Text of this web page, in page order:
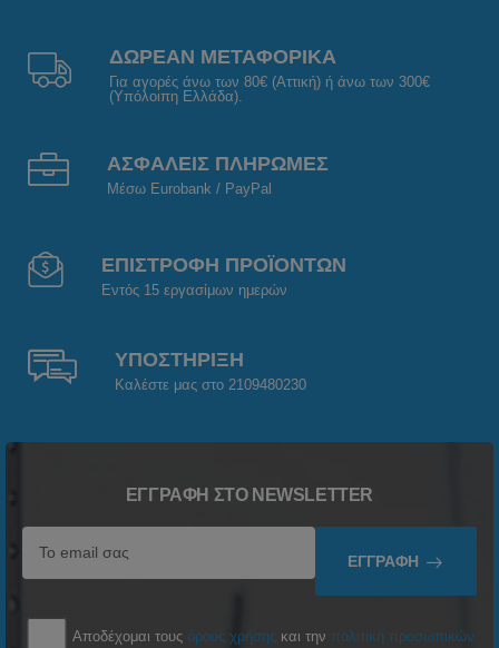
ΔΩΡΕΑΝ ΜΕΤΑΦΟΡΙΚΑ
Για αγορές άνω των 80€ (Αττική) ή άνω των 300€
(Υπόλοιπη Ελλάδα).
ΑΣΦΑΛΕΙΣ ΠΛΗΡΩΜΕΣ
Μέσω Eurobank / PayPal
ΕΠΙΣΤΡΟΦΗ ΠΡΟΪΟΝΤΩΝ
Εντός 15 εργασίμων ημερών
ΥΠΟΣΤΗΡΙΞΗ
Καλέστε μας στο 2109480230
ΕΓΓΡΑΦΉ ΣΤΟ NEWSLETTER
ΕΓΓΡΑΦΉ
Αποδέχομαι τους όρους χρήσης και την πολιτική προσωπικών